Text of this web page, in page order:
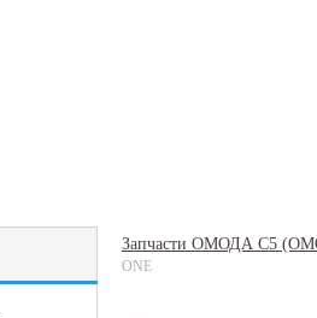
Запчасти ОМОДА С5
ONE